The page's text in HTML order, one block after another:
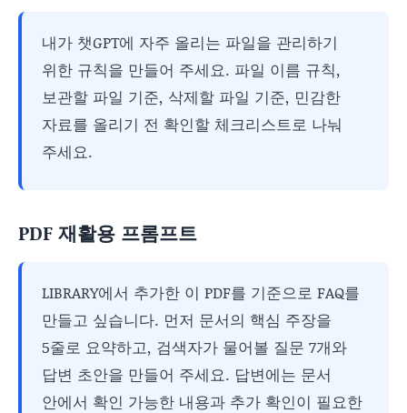
내가 챗GPT에 자주 올리는 파일을 관리하기
위한 규칙을 만들어 주세요. 파일 이름 규칙,
보관할 파일 기준, 삭제할 파일 기준, 민감한
자료를 올리기 전 확인할 체크리스트로 나눠
주세요.
PDF 재활용 프롬프트
LIBRARY에서 추가한 이 PDF를 기준으로 FAQ를
만들고 싶습니다. 먼저 문서의 핵심 주장을
5줄로 요약하고, 검색자가 물어볼 질문 7개와
답변 초안을 만들어 주세요. 답변에는 문서
안에서 확인 가능한 내용과 추가 확인이 필요한